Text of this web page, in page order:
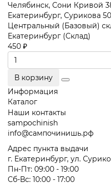
Челябинск, Сони Кривой
Екатеринбург, Сурикова
Центральный (Базовый)
Екатеринбург (Склад)
450 ₽
В корзину
Информация
Каталог
Наши контакты
sampochinish
info@сампочинишь.рф
Адрес пункта выдачи
г. Екатеринбург, ул.
Пн-Пт: 09:00 - 19:00
Сб-Вс: 10:00 - 17:00